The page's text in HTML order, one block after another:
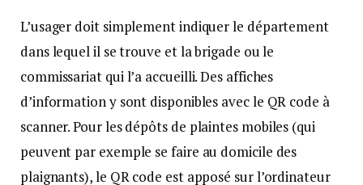
L’usager doit simplement indiquer le département
dans lequel il se trouve et la brigade ou le
commissariat qui l’a accueilli. Des affiches
d’information y sont disponibles avec le QR code à
scanner. Pour les dépôts de plaintes mobiles (qui
peuvent par exemple se faire au domicile des
plaignants), le QR code est apposé sur l’ordinateur